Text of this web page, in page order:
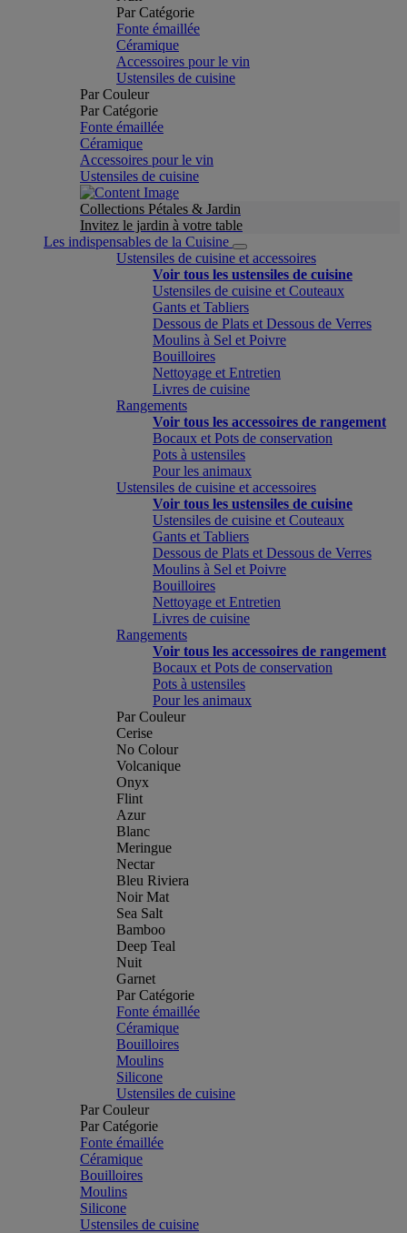
Par Catégorie
Fonte émaillée
Céramique
Accessoires pour le vin
Ustensiles de cuisine
Par Couleur
Par Catégorie
Fonte émaillée
Céramique
Accessoires pour le vin
Ustensiles de cuisine
Collections Pétales & Jardin
Invitez le jardin à votre table
Les indispensables de la Cuisine
Ustensiles de cuisine et accessoires
Voir tous les ustensiles de cuisine
Ustensiles de cuisine et Couteaux
Gants et Tabliers
Dessous de Plats et Dessous de Verres
Moulins à Sel et Poivre
Bouilloires
Nettoyage et Entretien
Livres de cuisine
Rangements
Voir tous les accessoires de rangement
Bocaux et Pots de conservation
Pots à ustensiles
Pour les animaux
Ustensiles de cuisine et accessoires
Voir tous les ustensiles de cuisine
Ustensiles de cuisine et Couteaux
Gants et Tabliers
Dessous de Plats et Dessous de Verres
Moulins à Sel et Poivre
Bouilloires
Nettoyage et Entretien
Livres de cuisine
Rangements
Voir tous les accessoires de rangement
Bocaux et Pots de conservation
Pots à ustensiles
Pour les animaux
Par Couleur
Cerise
No Colour
Volcanique
Onyx
Flint
Azur
Blanc
Meringue
Nectar
Bleu Riviera
Noir Mat
Sea Salt
Bamboo
Deep Teal
Nuit
Garnet
Par Catégorie
Fonte émaillée
Céramique
Bouilloires
Moulins
Silicone
Ustensiles de cuisine
Par Couleur
Par Catégorie
Fonte émaillée
Céramique
Bouilloires
Moulins
Silicone
Ustensiles de cuisine